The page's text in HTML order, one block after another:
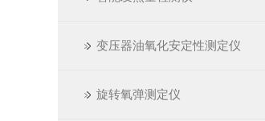
变压器油氧化安定性测定仪
旋转氧弹测定仪